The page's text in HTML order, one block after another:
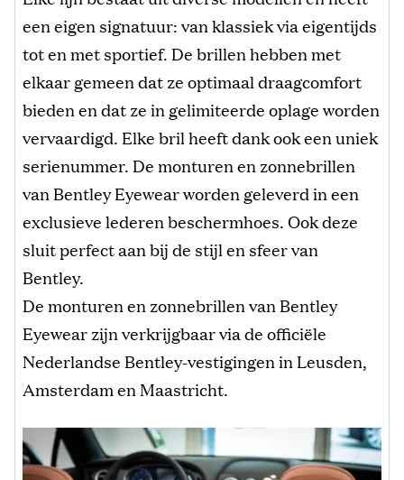
een eigen signatuur: van klassiek via eigentijds
tot en met sportief. De brillen hebben met
elkaar gemeen dat ze optimaal draagcomfort
bieden en dat ze in gelimiteerde oplage worden
vervaardigd. Elke bril heeft dank ook een uniek
serienummer. De monturen en zonnebrillen
van Bentley Eyewear worden geleverd in een
exclusieve lederen beschermhoes. Ook deze
sluit perfect aan bij de stijl en sfeer van
Bentley.
De monturen en zonnebrillen van Bentley
Eyewear zijn verkrijgbaar via de officiële
Nederlandse Bentley-vestigingen in Leusden,
Amsterdam en Maastricht.